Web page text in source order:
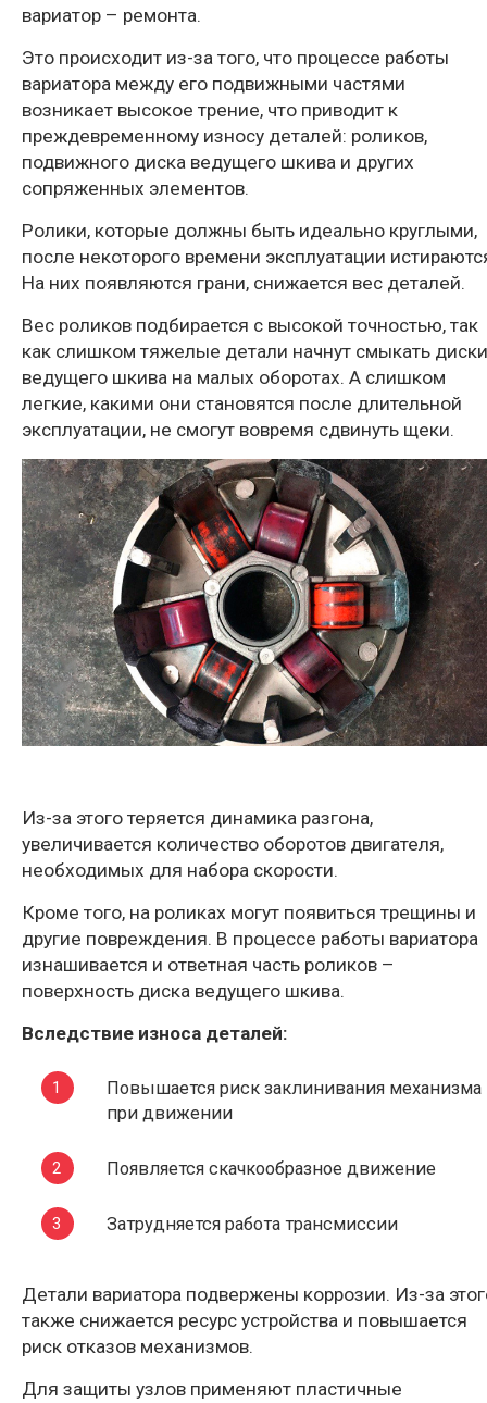
вариатор – ремонта.
Это происходит из-за того, что процессе работы
вариатора между его подвижными частями
возникает высокое трение, что приводит к
преждевременному износу деталей: роликов,
подвижного диска ведущего шкива и других
сопряженных элементов.
Ролики, которые должны быть идеально круглыми,
после некоторого времени эксплуатации
На них появляются грани, снижается вес деталей.
Вес роликов подбирается с высокой точностью, так
как слишком тяжелые детали начнут смыкать диски
ведущего шкива на малых оборотах. А слишком
легкие, какими они становятся после длительной
эксплуатации, не смогут вовремя сдвинуть щеки.
Из-за этого теряется динамика разгона,
увеличивается количество оборотов двигателя,
необходимых для набора скорости.
Кроме того, на роликах могут появиться трещины и
другие повреждения. В процессе работы вариатора
изнашивается и ответная часть роликов –
поверхность диска ведущего шкива.
Вследствие износа деталей:
Повышается риск заклинивания механизма
при движении
Появляется скачкообразное движение
Затрудняется работа трансмиссии
Детали вариатора подвержены коррозии. Из-за
также снижается ресурс устройства и повышается
риск отказов механизмов.
Для защиты узлов применяют пластичные